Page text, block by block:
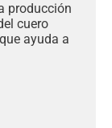
producción
cuero
ayuda a